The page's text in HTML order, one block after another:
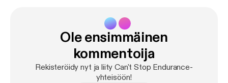
Ole ensimmäinen
kommentoija
Rekisteröidy nyt ja liity Can't Stop Endurance-
yhteisöön!